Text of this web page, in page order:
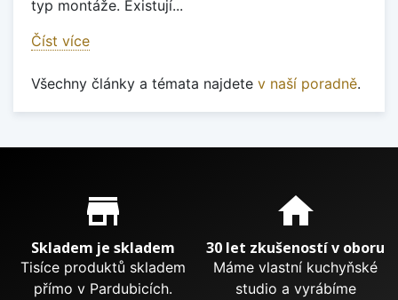
typ montáže. Existují...
Číst více
Všechny články a témata najdete v naší poradně.
Proč nakupovat u nás?
store_mall_directory
Skladem je skladem
Tisíce produktů skladem
přímo v Pardubicích.
home
30 let zkušeností v oboru
Máme vlastní kuchyňské
studio a vyrábíme